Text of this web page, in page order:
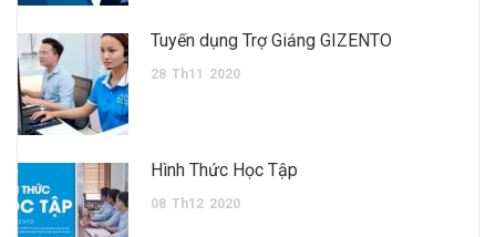
Tuyển dụng Trợ Giảng GIZENTO
28 Th11 2020
Hình Thức Học Tập
08 Th12 2020